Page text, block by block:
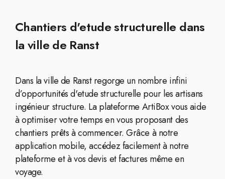
Chantiers d'etude structurelle dans
la ville de Ranst
Dans la ville de Ranst regorge un nombre infini
d’opportunités d'etude structurelle pour les artisans
ingénieur structure. La plateforme ArtiBox vous aide
à optimiser votre temps en vous proposant des
chantiers prêts à commencer. Grâce à notre
application mobile, accédez facilement à notre
plateforme et à vos devis et factures même en
voyage.